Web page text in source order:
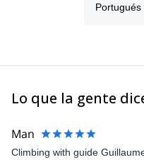
Lo que la gente
Man
Climbing with guide